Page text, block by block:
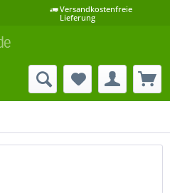
Versandkostenfreie
Lieferung